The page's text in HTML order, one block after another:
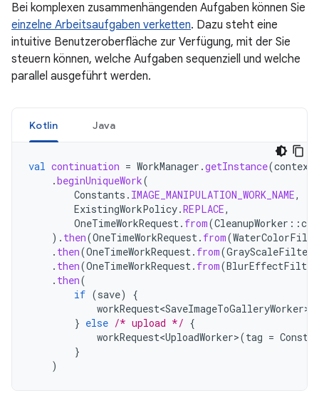
Bei komplexen zusammenhängenden Aufgaben können Sie
einzelne Arbeitsaufgaben verketten. Dazu steht eine
intuitive Benutzeroberfläche zur Verfügung, mit der Sie
steuern können, welche Aufgaben sequenziell und welche
parallel ausgeführt werden.
Kotlin Java
val continuation = WorkManager .getInstance(context
.beginUniqueWork(
Constants . IMAGE_MANIPULATION_WORK_NAME,
ExistingWorkPolicy.REPLACE,
OneTimeWorkRequest. from(CleanupWorker ::
). then(OneTimeWorkRequest. from(
. then(OneTimeWorkRequest. from(
. then(OneTimeWorkRequest. from(
. then(
if (save)
{
workRequest<SaveImageToGalleryWorker>
} else /* upload */ {
workRequest<UploadWorker>(tag =
}
)